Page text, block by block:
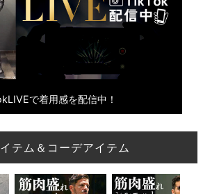
で着用感を配信中！
テム＆コーデアイテム